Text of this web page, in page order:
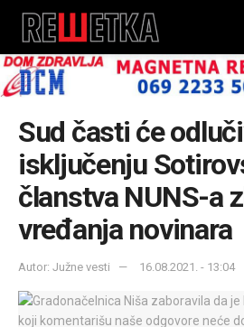
Sud časti će
isključenju
članstva NUNS-a
vređanja novinara
Autor: Južne vesti 16.08.2021. - 13:04